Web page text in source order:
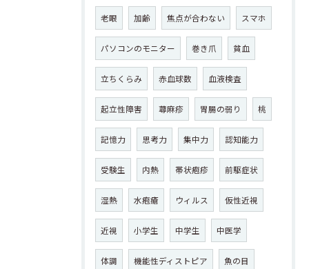
老眼 加齢 焦点が合わない スマホ
パソコンのモニター 巻き爪 貧血
立ちくらみ 赤血球数 血液検査
起立性障害 蕁麻疹 胃腸の弱り 桃
記憶力 思考力 集中力 認知能力
受験生 内熱 帯状疱疹 前駆症状
湿熱 水疱瘡 ウィルス 仮性近視
近視 小学生 中学生 中医学
体調 機能性ディストピア 魚の目